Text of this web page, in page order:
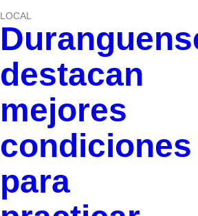
LOCAL
destacan
mejores
condiciones
para